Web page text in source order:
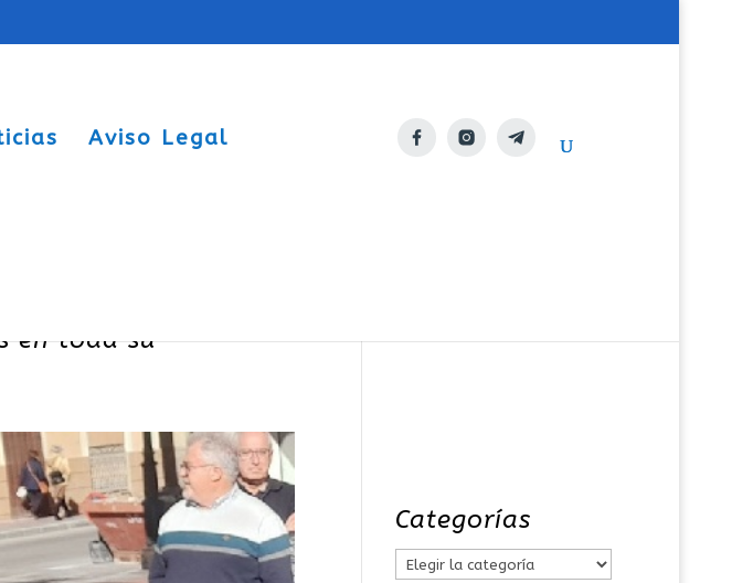
Aviso Legal
la igualdad y el
en toda su
Categorías
C